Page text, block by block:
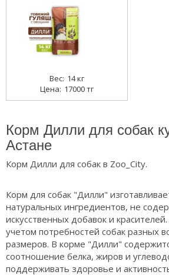
14 кг
17000 тг
Корм Дилли для собак
Астане
Корм Дилли для собак в Zoo_City.
Корм для собак "Дилли"
натуральных ингредиентов, не
искусственных добавок и
учетом потребностей собак разных
размеров. В корме "Дилли"
соотношение белка, жиров и
поддерживать здоровье и